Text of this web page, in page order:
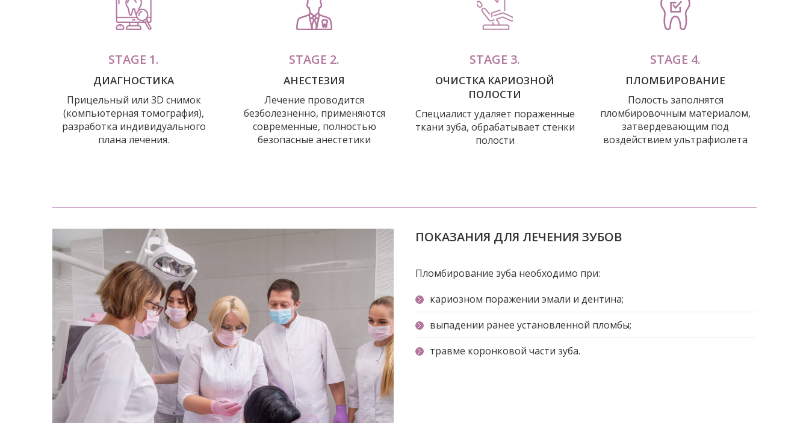
STAGE 1.
ДИАГНОСТИКА
Прицельный или 3D снимок
(компьютерная томография),
разработка индивидуального
плана лечения.
STAGE 2.
АНЕСТЕЗИЯ
Лечение проводится
безболезненно, применяются
современные, полностью
безопасные анестетики
STAGE 3.
ОЧИСТКА КАРИОЗНОЙ
ПОЛОСТИ
Специалист удаляет пораженные
ткани зуба, обрабатывает стенки
полости
STAGE 4.
ПЛОМБИРОВАНИЕ
Полость заполнятся
пломбировочным материалом,
затвердевающим под
воздействием ультрафиолета
ПОКАЗАНИЯ ДЛЯ ЛЕЧЕНИЯ ЗУБОВ
Пломбирование зуба необходимо при:
кариозном поражении эмали и дентина;
выпадении ранее установленной пломбы;
травме коронковой части зуба.